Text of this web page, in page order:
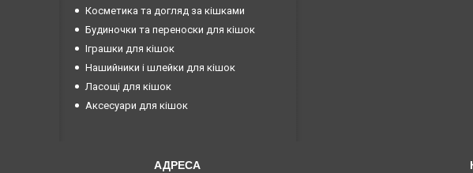
Косметика та догляд за кішками
Будиночки та переноски для кішок
Іграшки для кішок
Нашийники і шлейки для кішок
Ласощі для кішок
Аксесуари для кішок